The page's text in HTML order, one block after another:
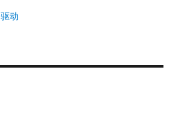
驱动